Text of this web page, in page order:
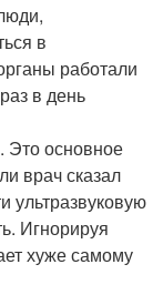
в
работали
в день
Это основное
врач сказал
ультразвуковую
Игнорируя
хуже самому